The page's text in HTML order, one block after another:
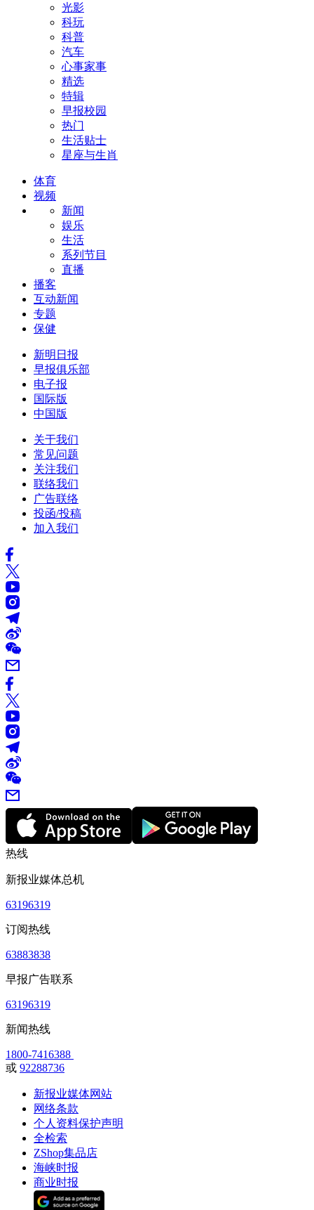
光影
科玩
科普
汽车
心事家事
精选
特辑
早报校园
热门
生活贴士
星座与生肖
体育
视频
新闻
娱乐
生活
系列节目
直播
播客
互动新闻
专题
保健
新明日报
早报俱乐部
电子报
国际版
中国版
关于我们
常见问题
关注我们
联络我们
广告联络
投函/投稿
加入我们
热线
新报业媒体总机
63196319
订阅热线
63883838
早报广告联系
63196319
新闻热线
1800-7416388
或 92288736
新报业媒体网站
网络条款
个人资料保护声明
全检索
ZShop集品店
海峡时报
商业时报